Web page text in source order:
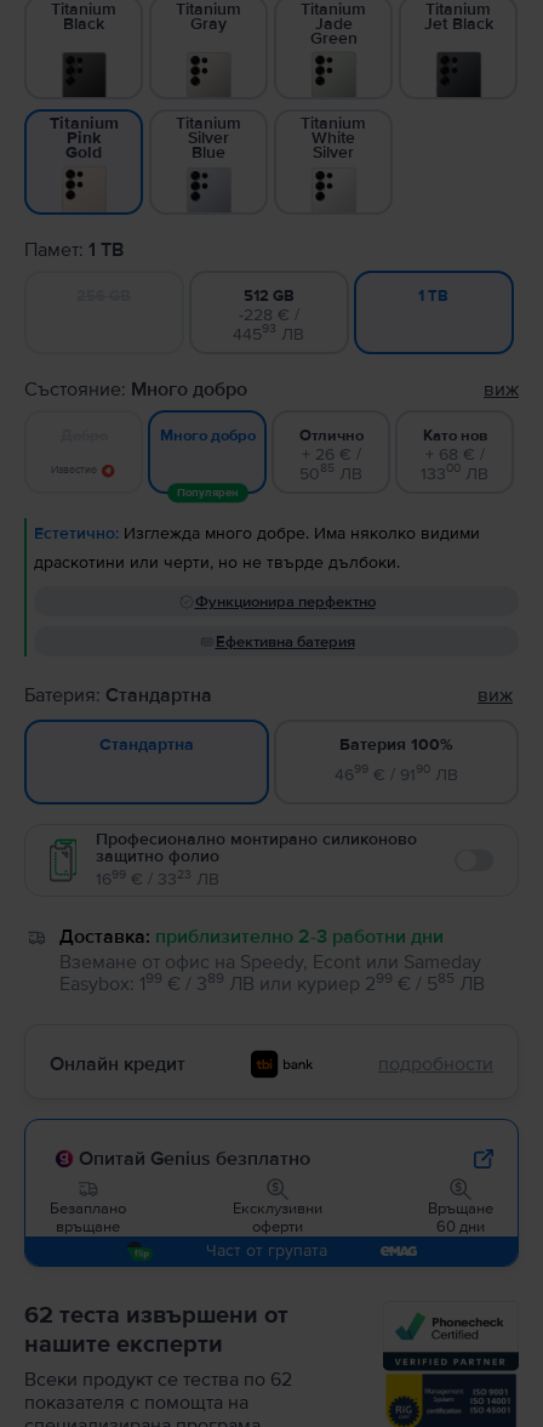
Titanium
Black
Titanium
Gray
Titanium
Jade
Green
Titanium
Jet Black
Titanium
Pink
Gold
Titanium
Silver
Blue
Titanium
White
Silver
Памет: 1 TB
512 GB
-228 € /
44593 ЛВ
1 TB
Състояние: Много добро виж
Известие
Много добро
Популярен
Отлично
+ 26 € /
5085 ЛВ
Като нов
+ 68 € /
13300 ЛВ
Естетично: Изглежда много добре. Има няколко видими
драскотини или черти, но не твърде дълбоки.
Функционира перфектно
Ефективна батерия
Батерия: Стандартна виж
Стандартна
Батерия 100%
4699 € / 9190 ЛВ
Професионално монтирано силиконово
защитно фолио
1699 € / 3323 ЛВ
Доставка: приблизително 2-3 работни дни
Вземане от офис на Speedy, Econt или Sameday
Easybox: 199 € / 389 ЛВ или куриер 299 € / 585 ЛВ
Онлайн кредит подробности
Опитай Genius безплатно
Безаплано
връщане
Ексклузивни
оферти
Връщане
60 дни
Част от групата
62 теста извършени от
нашите експерти
Всеки продукт се тества по 62
показателя с помощта на